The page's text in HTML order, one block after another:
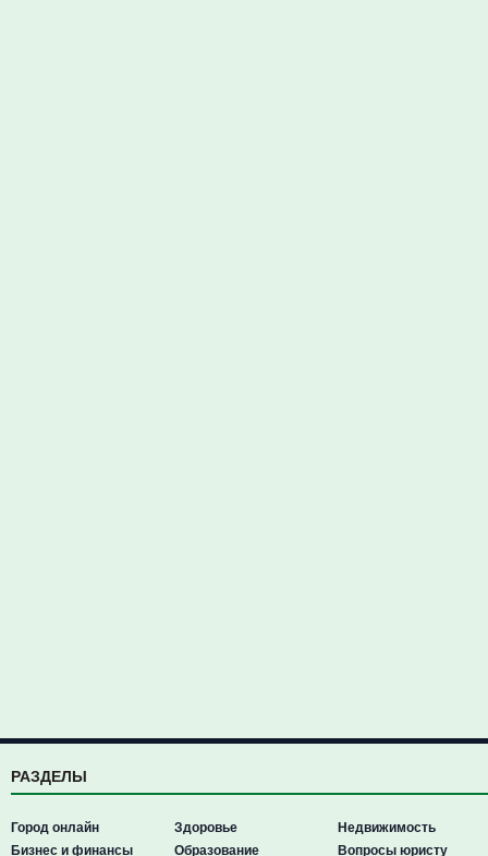
РАЗДЕЛЫ
Город онлайн
Бизнес и финансы
Здоровье
Образование
Недвижимость
Вопросы юристу